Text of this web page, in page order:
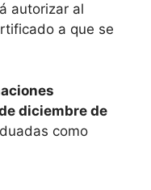
autorizar al
a que se
diciembre de
como